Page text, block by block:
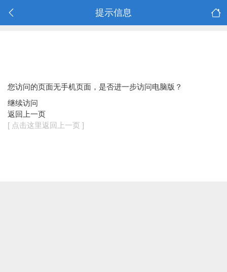
提示信息
您访问的页面无手机页面，是否进一步访问电脑版？
继续访问
返回上一页
[ 点击这里返回上一页 ]